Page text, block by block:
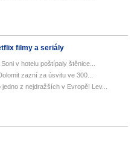
filmy a seriály
v hotelu poštípaly štěnice...
zazní za úsvitu ve 300...
z nejdražších v Evropě! Lev...